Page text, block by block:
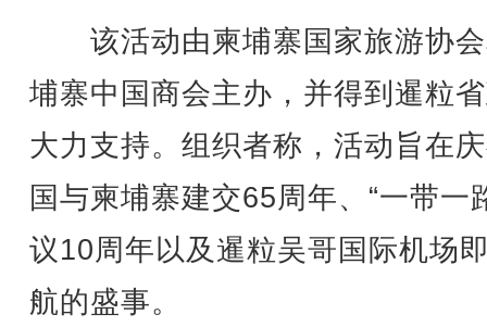
该活动由柬埔寨国家旅游协
埔寨中国商会主办，并得到暹粒
大力支持。组织者称，活动旨在
国与柬埔寨建交65周年、“一带一
议10周年以及暹粒吴哥国际机场
航的盛事。